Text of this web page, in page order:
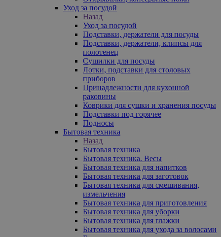
Уход за посудой
Назад
Уход за посудой
Подставки, держатели для посуды
Подставки, держатели, клипсы для
полотенец
Сушилки для посуды
Лотки, подставки для столовых
приборов
Принадлежности для кухонной
раковины
Коврики для сушки и хранения посуды
Подставки под горячее
Подносы
Бытовая техника
Назад
Бытовая техника
Бытовая техника. Весы
Бытовая техника для напитков
Бытовая техника для заготовок
Бытовая техника для смешивания,
измельчения
Бытовая техника для приготовления
Бытовая техника для уборки
Бытовая техника для глажки
Бытовая техника для ухода за волосами